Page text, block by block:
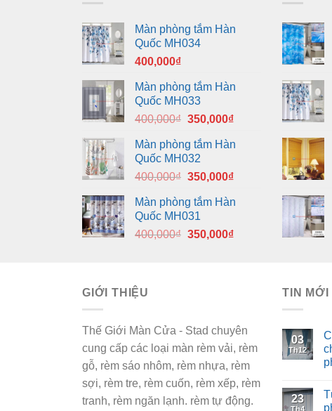
Màn phòng tắm Hàn
Quốc MH034
400,000₫
Màn phòng tắm Hàn
Quốc MH033
400,000₫ Giá
là:
400,000₫.
350,000₫Giá
tại
350,000₫.
Màn phòng tắm Hàn
Quốc MH032
400,000₫ Giá
là:
400,000₫.
350,000₫Giá
tại
350,000₫.
Màn phòng tắm Hàn
Quốc MH031
400,000₫ Giá
350,000₫Giá
GIỚI THIỆU
Thế Giới Màn Cửa - Stad chuyên
cung cấp các loại màn rèm vải, rèm
gỗ, rèm sáo nhôm, rèm nhựa, rèm
sợi, rèm tre, rèm cuốn, rèm xếp, rèm
tranh, rèm ngăn lạnh. rèm tự động.
TIN MỚI
03
Th12
23
Th4